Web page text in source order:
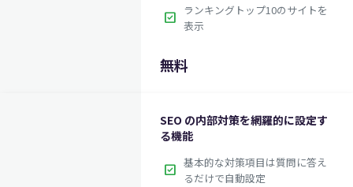
check_box ランキングトップ10のサイトを
表示
無料
SEO の内部対策を網羅的に設定す
る機能
check_box 基本的な対策項目は質問に答え
るだけで自動設定